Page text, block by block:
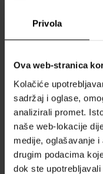
Privola
Ova web-stranica
Kolačiće
sadržaj i oglase,
analizirali promet.
naše web-lokacije
medije, oglašavanje
drugim podacima
dok ste
Karijeru modela
Devedesetih godina
Objavila je svoju knjigu,
ostalim manekenkama
restorana Fashion Cafe.
kozmetičkom tvrtkom
osmislila novu liniju mirisa.